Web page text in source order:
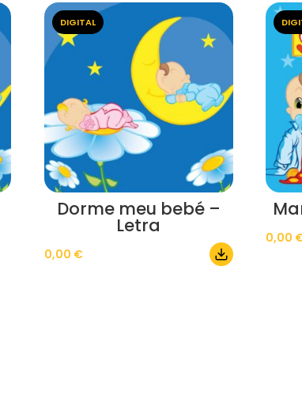
DIGITAL
Dorme meu bebé –
Letra
0,00 €
0,00